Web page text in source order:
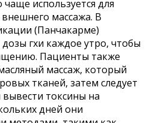
используется для
массажа. В
(Панчакарме)
гхи каждое утро, чтобы
Пациенты также
массаж, который
тканей, затем следует
токсины на
дней они